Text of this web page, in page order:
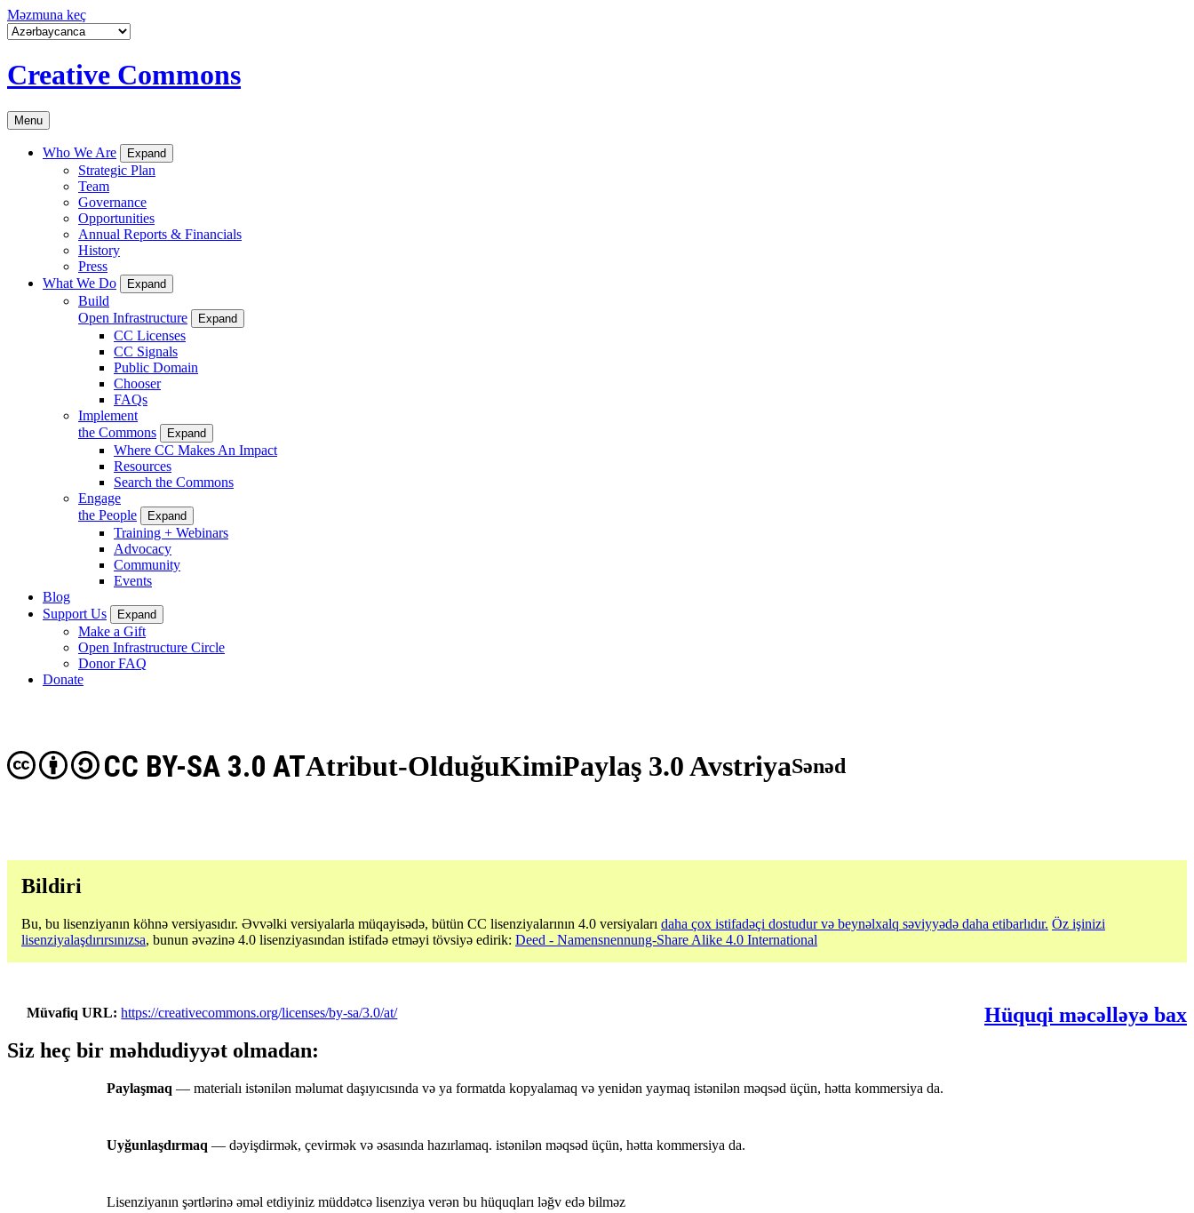
Məzmuna keç
Creative Commons
Menu
Who We Are Expand
Strategic Plan
Team
Governance
Opportunities
Annual Reports & Financials
History
Press
What We Do
Expand
Build
Open Infrastructure
Expand
CC Licenses
CC Signals
Public Domain
Chooser
FAQs
Implement
the Commons
Expand
Where CC Makes An Impact
Resources
Search the Commons
Engage
the People
Expand
Training + Webinars
Advocacy
Community
Events
Blog
Support Us
Expand
Make a Gift
Open Infrastructure Circle
Donor FAQ
Donate
Atribut-OlduğuKimiPaylaş 3.0 Avstriya
CC BY-SA 3.0 AT Sənəd
Bildiri
Bu, bu lisenziyanın köhnə versiyasıdır. Əvvəlki versiyalarla müqayisədə, bütün CC lisenziyalarının 4.0 versiyaları daha çox istifadəçi dostudur və beynəlxalq səviyyədə daha etibarlıdır. Öz işinizi
lisenziyalaşdırırsınızsa, bunun əvəzinə 4.0 lisenziyasından istifadə etməyi tövsiyə edirik: Deed - Namensnennung-Share Alike 4.0 International
Müvafiq URL https://creativecommons.org/licenses/by-sa/3.0/at/
Hüquqi məcəlləyə bax
Siz heç bir məhdudiyyət olmadan:
Paylaşmaq — materialı istənilən məlumat daşıyıcısında və ya formatda kopyalamaq və yenidən yaymaq istənilən məqsəd üçün, hətta kommersiya da.
Uyğunlaşdırmaq — dəyişdirmək, çevirmək və əsasında hazırlamaq. istənilən məqsəd üçün, hətta kommersiya da.
Lisenziyanın şərtlərinə əməl etdiyiniz müddətcə lisenziya verən bu hüquqları ləğv edə bilməz